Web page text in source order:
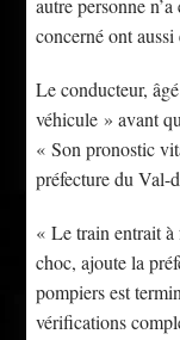
autre personne
concerné ont aussi
Le conducteur,
véhicule » avant
« Son pronostic
préfecture du Val-
« Le train entrait
choc, ajoute la
pompiers est
vérifications